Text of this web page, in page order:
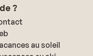
?
au soleil